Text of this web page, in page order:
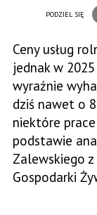
PODZIEL SIĘ
Ceny usług
jednak w
wyraźnie
dziś nawet o
niektóre
podstawie
Zalewskiego
Gospodarki